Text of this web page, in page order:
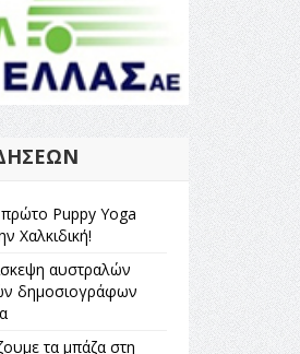
Puppy Yoga
Χαλκιδική!
αυστραλών
δημοσιογράφων
τα μπάζα στη